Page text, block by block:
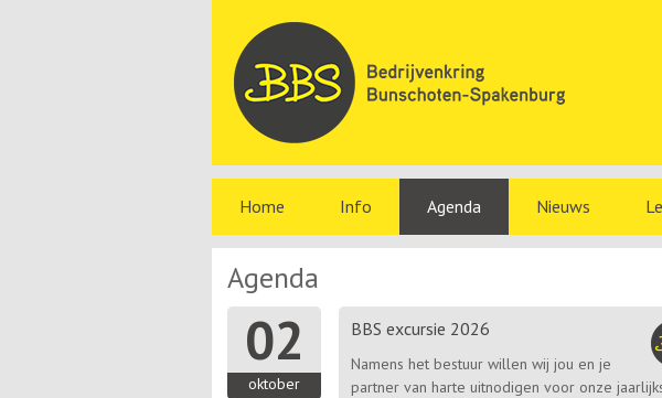
Home Info Agenda Nieuws
Agenda
BBS excursie 2026
Namens het bestuur willen wij jou en je
partner van harte uitnodigen voor onze
02
oktober